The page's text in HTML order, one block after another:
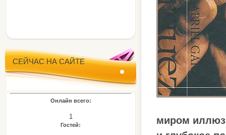
миром
СЕЙЧАС НА САЙТЕ
Онлайн всего:
1
Гостей: